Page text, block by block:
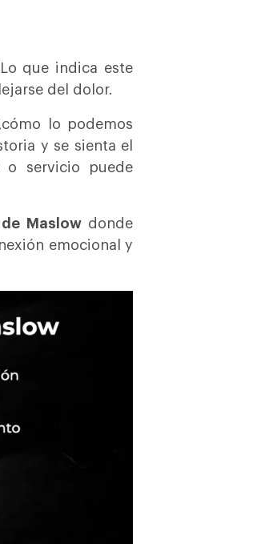
Lo que indica este
del dolor.
lo podemos
y se sienta el
o servicio puede
Maslow donde
emocional y